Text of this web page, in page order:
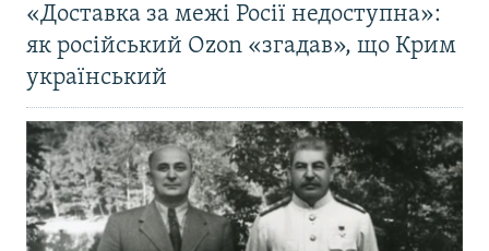
«Доставка за межі Росії недоступна»:
як російський Ozon «згадав», що Крим
український